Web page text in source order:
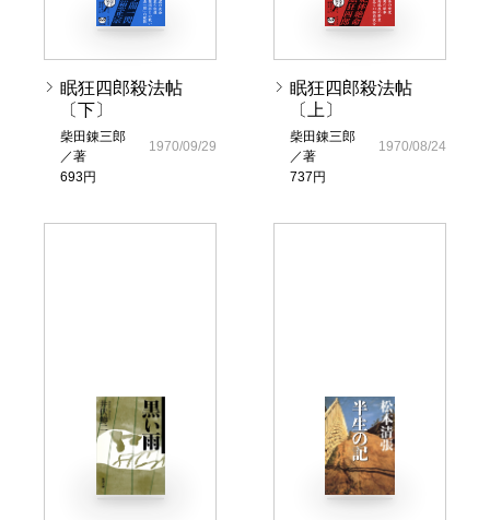
眠狂四郎殺法帖
〔下〕
柴田錬三郎
／著
693円
1970/09/29
眠狂四郎殺法帖
〔上〕
柴田錬三郎
／著
737円
1970/08/24